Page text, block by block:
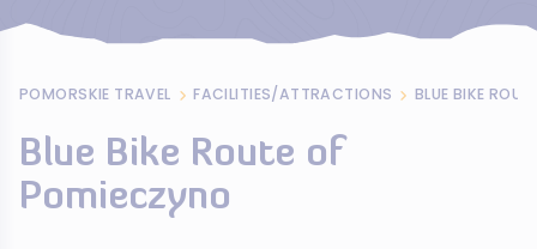
POMORSKIE TRAVEL FACILITIES/ATTRACTIONS BLUE BIKE
Blue Bike Route of
Pomieczyno